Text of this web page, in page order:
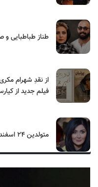
طناز طباطبایی و
از نقدِ شهرام
فیلم جدید از
متولدین ۲۴ اسفند سینما ، تئاتر و موسیقی؛ مریم معصومی